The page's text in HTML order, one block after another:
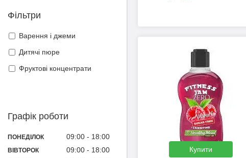
Купити
Фільтри
Варення і джеми
Дитячі пюре
Фруктові концентрати
Графік роботи
ПОНЕДІЛОК 09:00 18:00
ВІВТОРОК 09:00 18:00